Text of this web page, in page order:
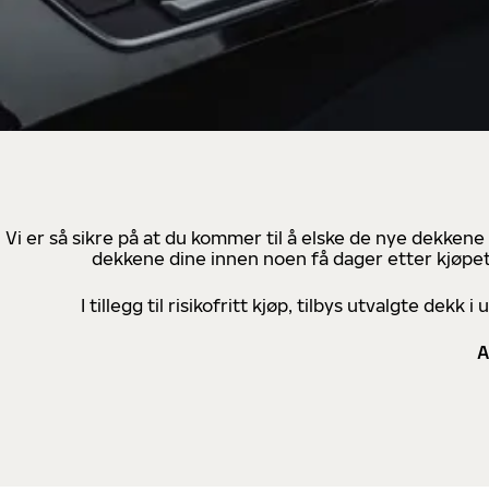
Vi er så sikre på at du kommer til å elske de nye
dekkene dine innen noen få dager etter
I tillegg til risikofritt kjøp, tilbys utvalgte dekk i